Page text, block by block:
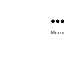
Меню